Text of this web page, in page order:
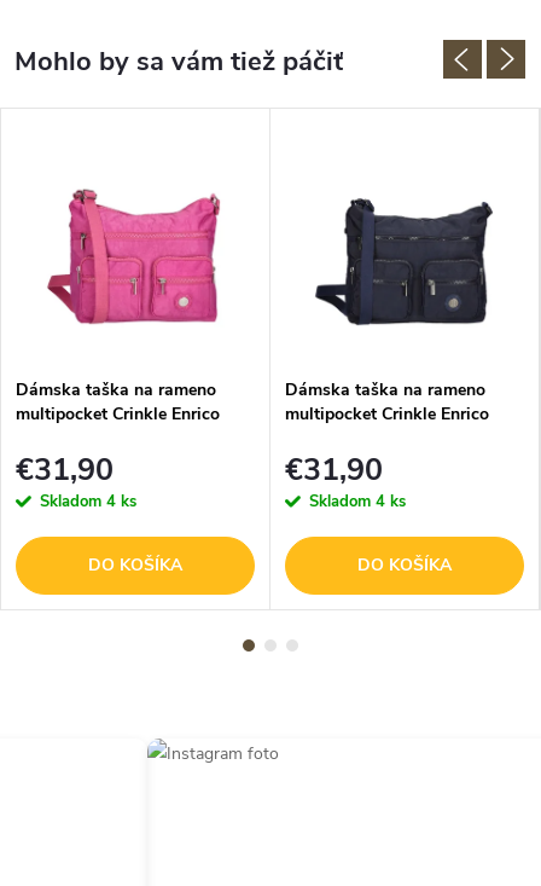
Dámska taška na rameno
multipocket Crinkle Enrico
€31,90
Skladom 4 ks
DO KOŠÍKA
Dámska taška na rameno
multipocket Crinkle Enrico
€31,90
Skladom 4 ks
DO KOŠÍKA